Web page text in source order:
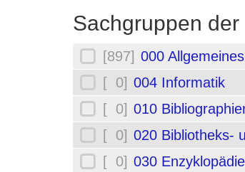
Sachgruppen
[897] 000
[ 0] 004 Informatik
[ 0] 010
[ 0] 020 Bibliotheks-
[ 0] 030